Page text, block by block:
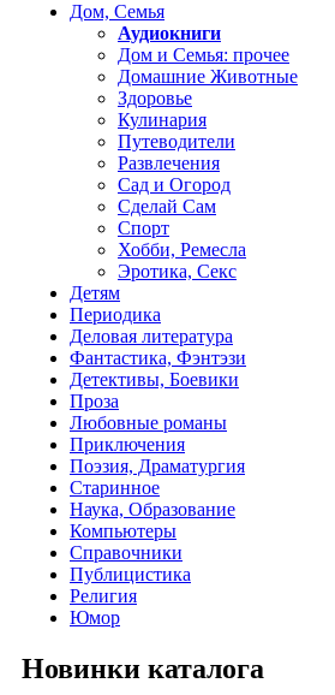
Дом, Семья
Аудиокниги
Дом и Семья: прочее
Домашние Животные
Здоровье
Кулинария
Путеводители
Развлечения
Сад и Огород
Сделай Сам
Спорт
Хобби, Ремесла
Эротика, Секс
Детям
Периодика
Деловая литература
Фантастика, Фэнтэзи
Детективы, Боевики
Проза
Любовные романы
Приключения
Поэзия, Драматургия
Старинное
Наука, Образование
Компьютеры
Справочники
Публицистика
Религия
Юмор
Новинки каталога